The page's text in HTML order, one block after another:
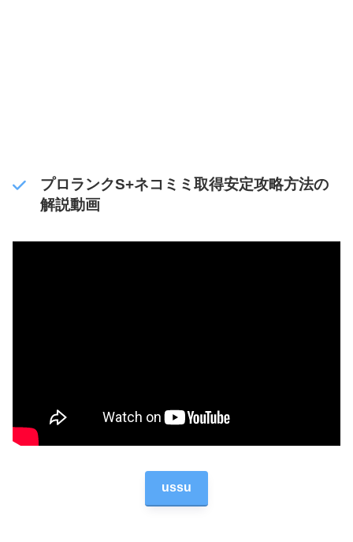
プロランクS+ネコミミ取得安定攻略方法の
解説動画
ussu